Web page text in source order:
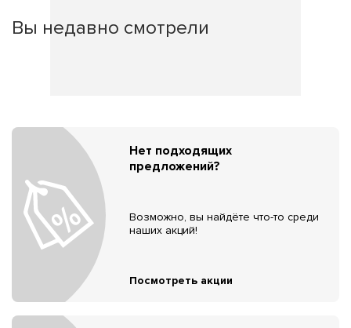
Вы недавно смотрели
Нет подходящих
предложений?
Возможно, вы найдёте что-то среди
наших акций!
Посмотреть акции